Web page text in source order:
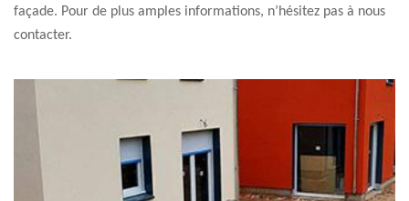
façade. Pour de plus amples informations, n’hésitez pas à nous
contacter.